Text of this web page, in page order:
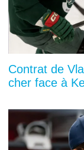
Contrat de
cher face à